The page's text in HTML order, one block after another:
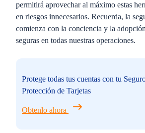
permitirá aprovechar al máximo estas
en riesgos innecesarios. Recuerda, la
comienza con la conciencia y la
seguras en todas nuestras operaciones.
Protege todas tus cuentas con tu
Protección de Tarjetas
Obtenlo ahora